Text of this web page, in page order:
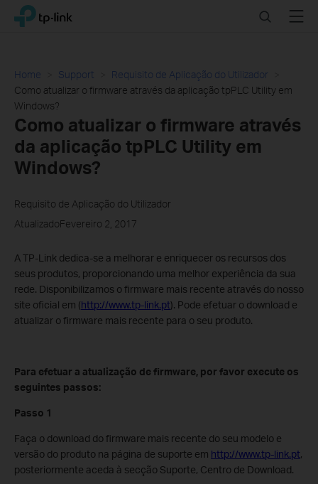
Click
navigation
TP-Link, Reliably Smart SearchMenu
Home Support
Requisito de Aplicação do Utilizador
Como atualizar o firmware através da aplicação tpPLC Utility em
Windows?
Como atualizar o firmware através
da aplicação tpPLC Utility em
Windows?
Requisito de Aplicação do Utilizador
AtualizadoFevereiro 2, 2017
A TP-Link dedica-se a melhorar e enriquecer os recursos dos
seus produtos, proporcionando uma melhor experiência da sua
rede. Disponibilizamos o firmware mais recente através do nosso
site oficial em (http://www.tp-link.pt). Pode efetuar o download e
atualizar o firmware mais recente para o seu produto.
Para efetuar a atualização de firmware, por favor execute os
seguintes passos:
Passo 1
Faça o download do firmware mais recente do seu modelo e
versão do produto na página de suporte em http://www.tp-link.pt,
posteriormente aceda à secção Suporte, Centro de Download.